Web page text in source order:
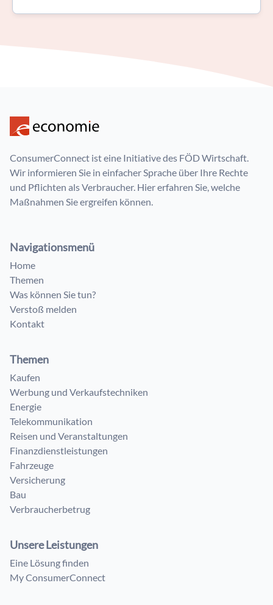
ConsumerConnect ist eine Initiative des FÖD Wirtschaft.
Wir informieren Sie in einfacher Sprache über Ihre Rechte
und Pflichten als Verbraucher. Hier erfahren Sie, welche
Maßnahmen Sie ergreifen können.
Navigationsmenü
Home
Themen
Was können Sie tun?
Verstoß melden
Kontakt
Themen
Kaufen
Werbung und Verkaufstechniken
Energie
Telekommunikation
Reisen und Veranstaltungen
Finanzdienstleistungen
Fahrzeuge
Versicherung
Bau
Verbraucherbetrug
Unsere Leistungen
Eine Lösung finden
My ConsumerConnect